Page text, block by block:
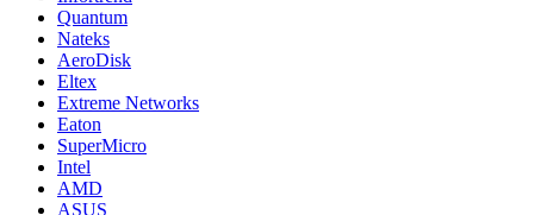
Quantum
Nateks
AeroDisk
Eltex
Extreme Networks
Eaton
SuperMicro
Intel
AMD
ASUS